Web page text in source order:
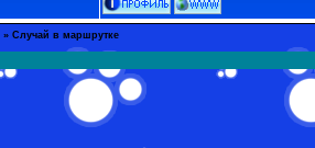
» Случай в маршрутке